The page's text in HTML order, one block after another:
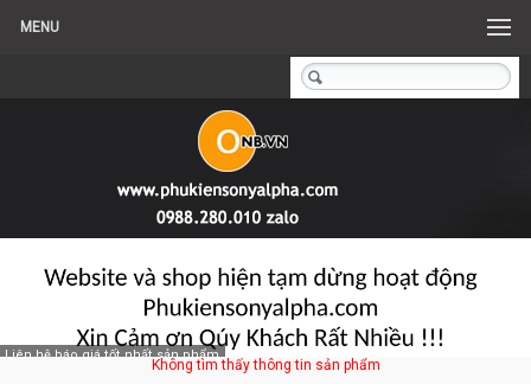
MENU
Liên hệ báo giá tốt nhất sản phẩm
Không tìm thấy thông tin sản phẩm